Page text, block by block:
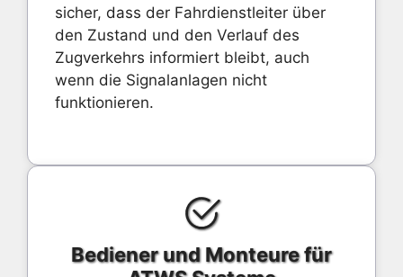
sicher, dass der Fahrdienstleiter über
den Zustand und den Verlauf des
Zugverkehrs informiert bleibt, auch
wenn die Signalanlagen nicht
funktionieren.
Bediener und Monteure für